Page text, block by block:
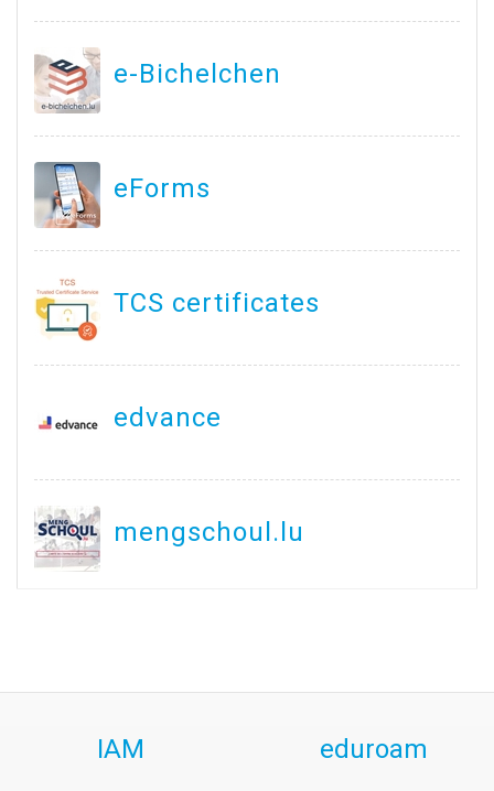
e-Bichelchen
eForms
TCS certificates
edvance
mengschoul.lu
IAM eduroam